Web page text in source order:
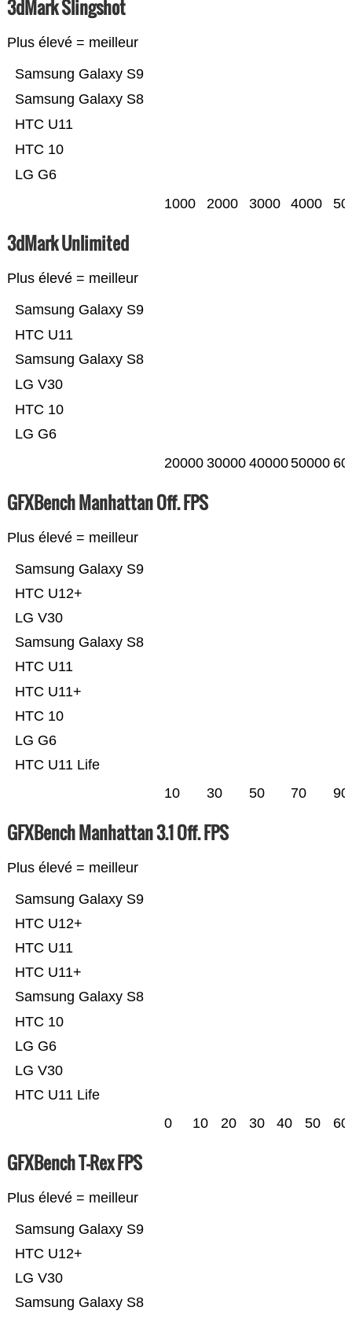
3dMark Slingshot
Plus élevé = meilleur
LG G6
HTC 10
HTC U11
Samsung Galaxy S8
Samsung Galaxy S9
1000 2000 3000 4000
3dMark Unlimited
Plus élevé = meilleur
LG G6
HTC 10
LG V30
Samsung Galaxy S8
HTC U11
Samsung Galaxy S9
20000 30000 4000050000
GFXBench Manhattan Off. FPS
Plus élevé = meilleur
HTC U11 Life
LG G6
HTC 10
HTC U11+
HTC U11
Samsung Galaxy S8
LG V30
HTC U12+
Samsung Galaxy S9
10 30 50 70 90
GFXBench Manhattan 3.1 Off. FPS
Plus élevé = meilleur
HTC U11 Life
LG V30
LG G6
HTC 10
Samsung Galaxy S8
HTC U11+
HTC U11
HTC U12+
Samsung Galaxy S9
0 10 20 30 40 50 60
GFXBench T-Rex FPS
Plus élevé = meilleur
Samsung Galaxy S8
LG V30
HTC U12+
Samsung Galaxy S9